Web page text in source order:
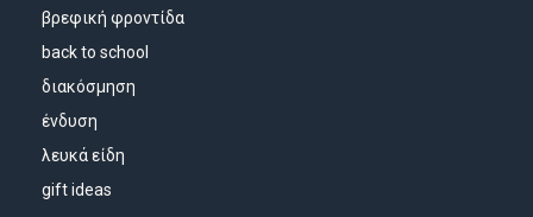
βρεφική φροντίδα
back to school
διακόσμηση
ένδυση
λευκά είδη
gift ideas